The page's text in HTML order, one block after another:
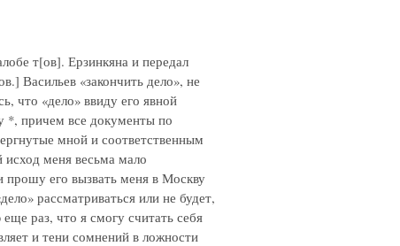
т[ов]. Ерзинкяна и передал
Васильев «закончить дело», не
что «дело» ввиду его явной
*, причем все документы по
мной и соответственным
меня весьма мало
его вызвать меня в Москву
рассматриваться или не будет,
раз, что я смогу считать себя
и тени сомнений в ложности